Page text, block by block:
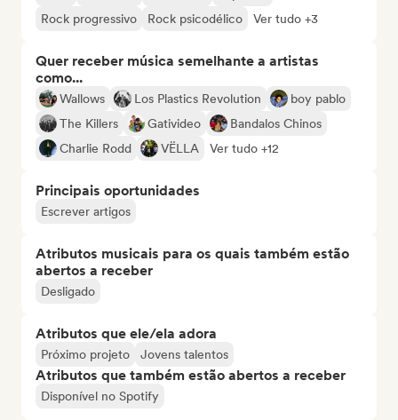
Rock progressivo
Rock psicodélico Ver tudo +3
Quer receber música semelhante a artistas
como...
Wallows Los Plastics Revolution
boy pablo
The Killers
Gativideo
Bandalos Chinos
Charlie Rodd
VËLLA Ver tudo +12
Principais oportunidades
Escrever artigos
Atributos musicais para os quais também estão
abertos a receber
Desligado
Atributos que ele/ela adora
Próximo projeto Jovens talentos
Atributos que também estão abertos a receber
Disponível no Spotify